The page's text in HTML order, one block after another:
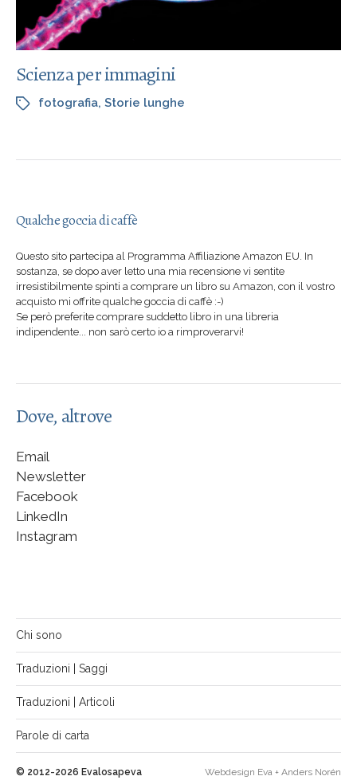
Scienza per immagini
fotografia, Storie lunghe
Qualche goccia di caffè
Questo sito partecipa al Programma Affiliazione Amazon EU. In
sostanza, se dopo aver letto una mia recensione vi sentite
irresistibilmente spinti a comprare un libro su Amazon, con il vostro
acquisto mi offrite qualche goccia di caffè :-)
Se però preferite comprare suddetto libro in una libreria
indipendente... non sarò certo io a rimproverarvi!
Dove, altrove
Email
Newsletter
Facebook
LinkedIn
Instagram
Chi sono
Traduzioni | Saggi
Traduzioni | Articoli
Parole di carta
© 2012-2026 Evalosapeva Webdesign Eva + Anders Norén